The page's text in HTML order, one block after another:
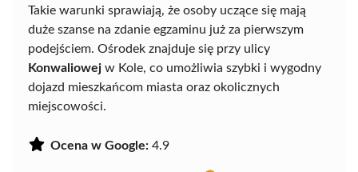
Takie warunki sprawiają, że osoby uczące się mają
duże szanse na zdanie egzaminu już za pierwszym
podejściem. Ośrodek znajduje się przy ulicy
Konwaliowej w Kole, co umożliwia szybki i wygodny
dojazd mieszkańcom miasta oraz okolicznych
miejscowości.
Ocena w Google: 4.9